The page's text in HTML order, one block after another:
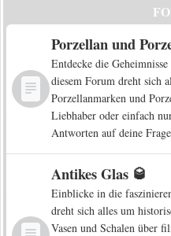
Porzellan und
Entdecke die
diesem Forum dreht sich
Porzellanmarken und
Liebhaber oder einfach
Antworten auf deine
Antikes Glas 🥃
Einblicke in die
dreht sich alles um
Vasen und Schalen über